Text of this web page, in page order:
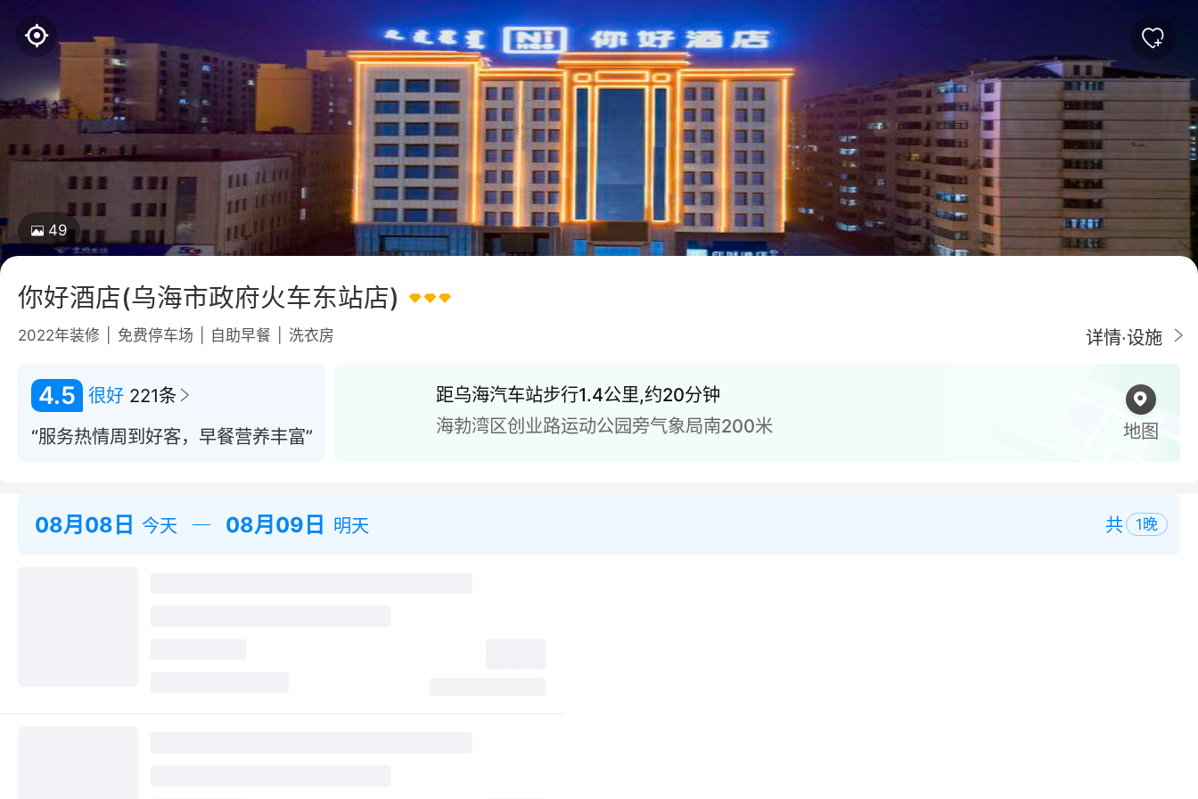
49
你好酒店(乌海市政府火车东站店)
2022年装修 免费停车场 自助早餐 洗衣房 详情·设施
4.5 很好 221条
“服务热情周到好客，早餐营养丰富”
距乌海汽车站步行1.4公里,约20分钟
海勃湾区创业路运动公园旁气象局南200米
地图
08月08日 今天 08月09日 明天 共 1晚